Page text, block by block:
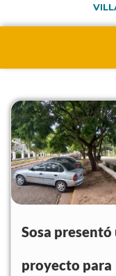
Sosa presentó
proyecto para